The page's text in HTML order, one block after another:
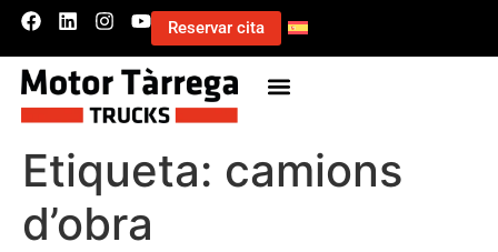
Reservar cita
Etiqueta: camions
d’obra